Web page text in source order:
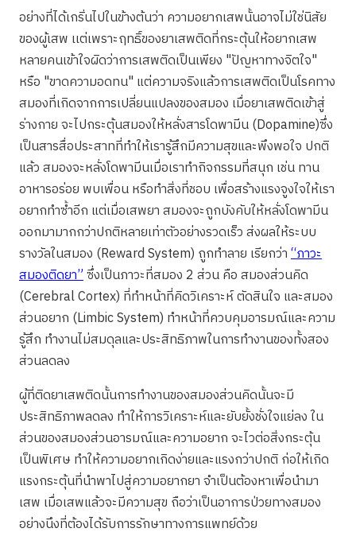
อย่างที่ได้เกริ่นไปในข้างต้นว่า ความอยากเสพนั้นอาจไม่ใช่นิสัย
ของผู้เสพ เเต่เพราะฤทธิ์ของยาเสพติดที่กระตุ้นให้อยากเสพ
หลายคนเข้าใจผิดว่าการเสพติดเป็นเพียง "ปัญหาทางจิตใจ"
หรือ "ขาดความอดทน" แต่ความจริงแล้วการเสพติดเป็นโรคทาง
สมองที่เกิดจากการเปลี่ยนแปลงของสมอง เมื่อยาเสพติดเข้าสู่
ร่างกาย จะไปกระตุ้นสมองให้หลั่งสารโดพามีน (Dopamine)ซึ่ง
เป็นสารสื่อประสาทที่ทำให้เรารู้สึกมีความสุขและพึงพอใจ ปกติ
แล้ว สมองจะหลั่งโดพามีนเมื่อเราทำกิจกรรมที่สนุก เช่น ทาน
อาหารอร่อย พบเพื่อน หรือทำสิ่งที่ชอบ เพื่อสร้างแรงจูงใจให้เรา
อยากทำซ้ำอีก แต่เมื่อเสพยา สมองจะถูกบังคับให้หลั่งโดพามีน
ออกมามากกว่าปกติหลายเท่าตัวอย่างรวดเร็ว ส่งผลให้ระบบ
รางวัลในสมอง (Reward System) ถูกทำลาย เรียกว่า“ภาวะ
สมองติดยา”ซึ่งเป็นภาวะที่สมอง 2 ส่วน คือ สมองส่วนคิด
(Cerebral Cortex) ที่ทำหน้าที่คิดวิเคราะห์ ตัดสินใจ และสมอง
ส่วนอยาก (Limbic System) ทำหน้าที่ควบคุมอารมณ์และความ
รู้สึก ทำงานไม่สมดุลและประสิทธิภาพในการทำงานของทั้งสอง
ส่วนลดลง
ผู้ที่ติดยาเสพติดนั้นการทำงานของสมองส่วนคิดนั้นจะมี
ประสิทธิภาพลดลง ทำให้การวิเคราะห์และยับยั้งชั่งใจแย่ลง ใน
ส่วนของสมองส่วนอารมณ์และความอยาก จะไวต่อสิ่งกระตุ้น
เป็นพิเศษ ทำให้ความอยากเกิดง่ายและแรงกว่าปกติ ก่อให้เกิด
แรงกระตุ้นที่นำพาไปสู่ความอยากยา จำเป็นต้องหาเพื่อนำมา
เสพ เมื่อเสพแล้วจะมีความสุข ถือว่าเป็นอาการป่วยทางสมอง
อย่างนึงที่ต้องได้รับการรักษาทางการแพทย์ด้วย